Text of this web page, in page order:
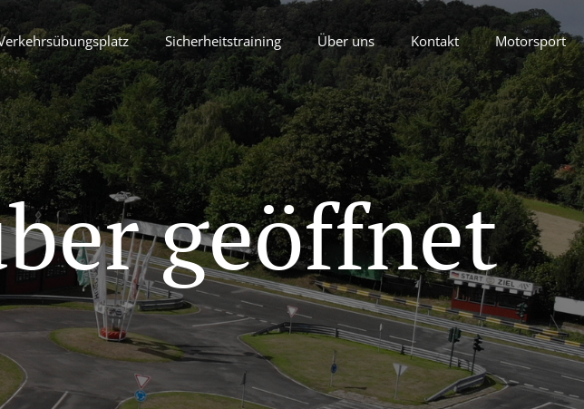
Sicherheitstraining Über uns Kontakt Motorsport
geöffnet